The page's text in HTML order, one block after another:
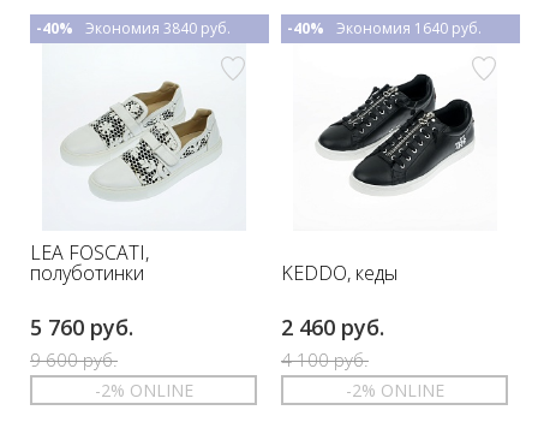
LEA FOSCATI,
полуботинки
5 760 руб.
9 600 руб.
-40% Экономия 3840 руб.
-2% ONLINE
KEDDO, кеды
2 460 руб.
4 100 руб.
-40% Экономия 1640 руб.
-2% ONLINE